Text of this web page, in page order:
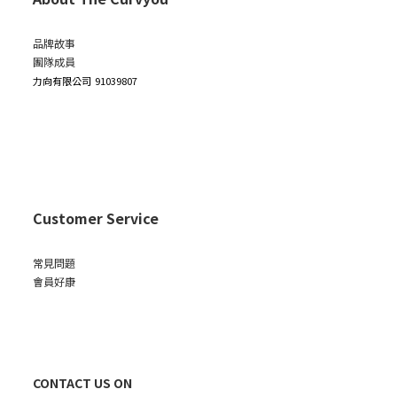
品牌故事
團隊成員
力向有限公司 91039807
Customer Service
常見問題
會員好康
CONTACT US ON